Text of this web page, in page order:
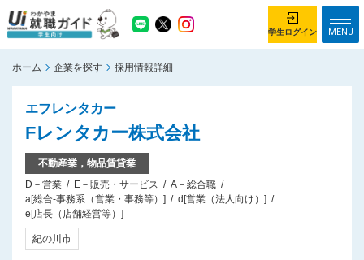
企業を探す
がっつり就業体験コース
イベント情報 はじめて利用する方へ
お知らせ
学生ログイン MENU
ホーム 企業を探す 採用情報詳細
エフレンタカー
Fレンタカー株式会社
不動産業，物品賃貸業
D－営業
E－販売・サービス
A－総合職
a[総合-事務系（営業・事務等）]
d[営業（法人向け）]
e[店長（店舗経営等）]
紀の川市